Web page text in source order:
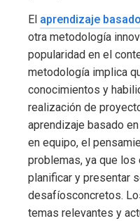
El aprendizaje
otra metodología
popularidad en el
metodología implica
conocimientos y
realización de
aprendizaje basado
en equipo, el
problemas, ya que
planificar y presentar
desafíosconcretos.
temas relevantes y